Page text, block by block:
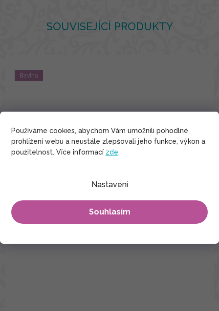
Používáme cookies, abychom Vám umožnili pohodlné
prohlížení webu a neustále zlepšovali jeho funkce, výkon a
použitelnost. Více informací zde.
Nastavení
Souhlasím
SOUVISEJÍCÍ PRODUKTY
Bavlna